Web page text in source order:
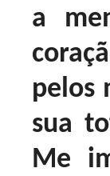
a
pelos
sua
Me